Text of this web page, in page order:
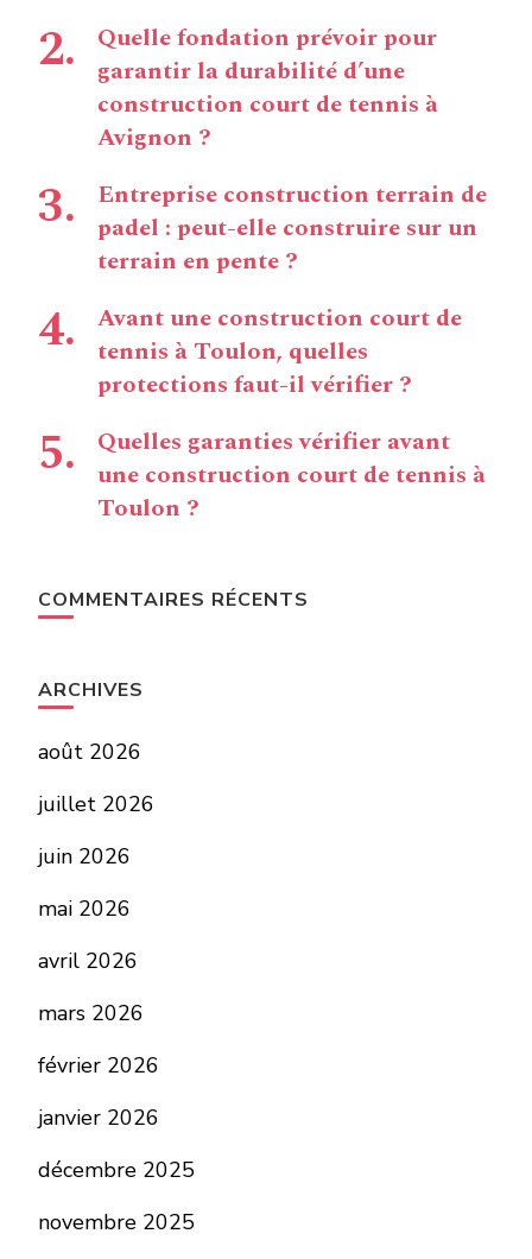
Quelle fondation prévoir pour
garantir la durabilité d’une
construction court de tennis à
Avignon ?
Entreprise construction terrain de
padel : peut-elle construire sur un
terrain en pente ?
Avant une construction court de
tennis à Toulon, quelles
protections faut-il vérifier ?
Quelles garanties vérifier avant
une construction court de tennis à
Toulon ?
COMMENTAIRES RÉCENTS
ARCHIVES
août 2026
juillet 2026
juin 2026
mai 2026
avril 2026
mars 2026
février 2026
janvier 2026
décembre 2025
novembre 2025